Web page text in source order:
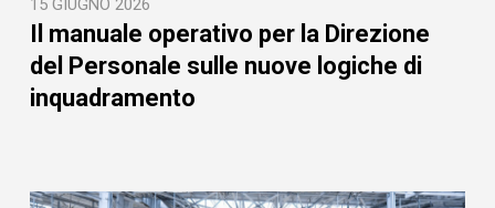
15 GIUGNO 2026
Il manuale operativo per la Direzione
del Personale sulle nuove logiche di
inquadramento